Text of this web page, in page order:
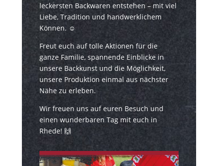
leckersten Backwaren entstehen – mit viel
Liebe, Tradition und handwerklichem
Können. ☺️
Freut euch auf tolle Aktionen für die
ganze Familie, spannende Einblicke in
unsere Backkunst und die Möglichkeit,
unsere Produktion einmal aus nächster
Nähe zu erleben.
Wir freuen uns auf euren Besuch und
einen wunderbaren Tag mit euch in
Rhede! 🙌